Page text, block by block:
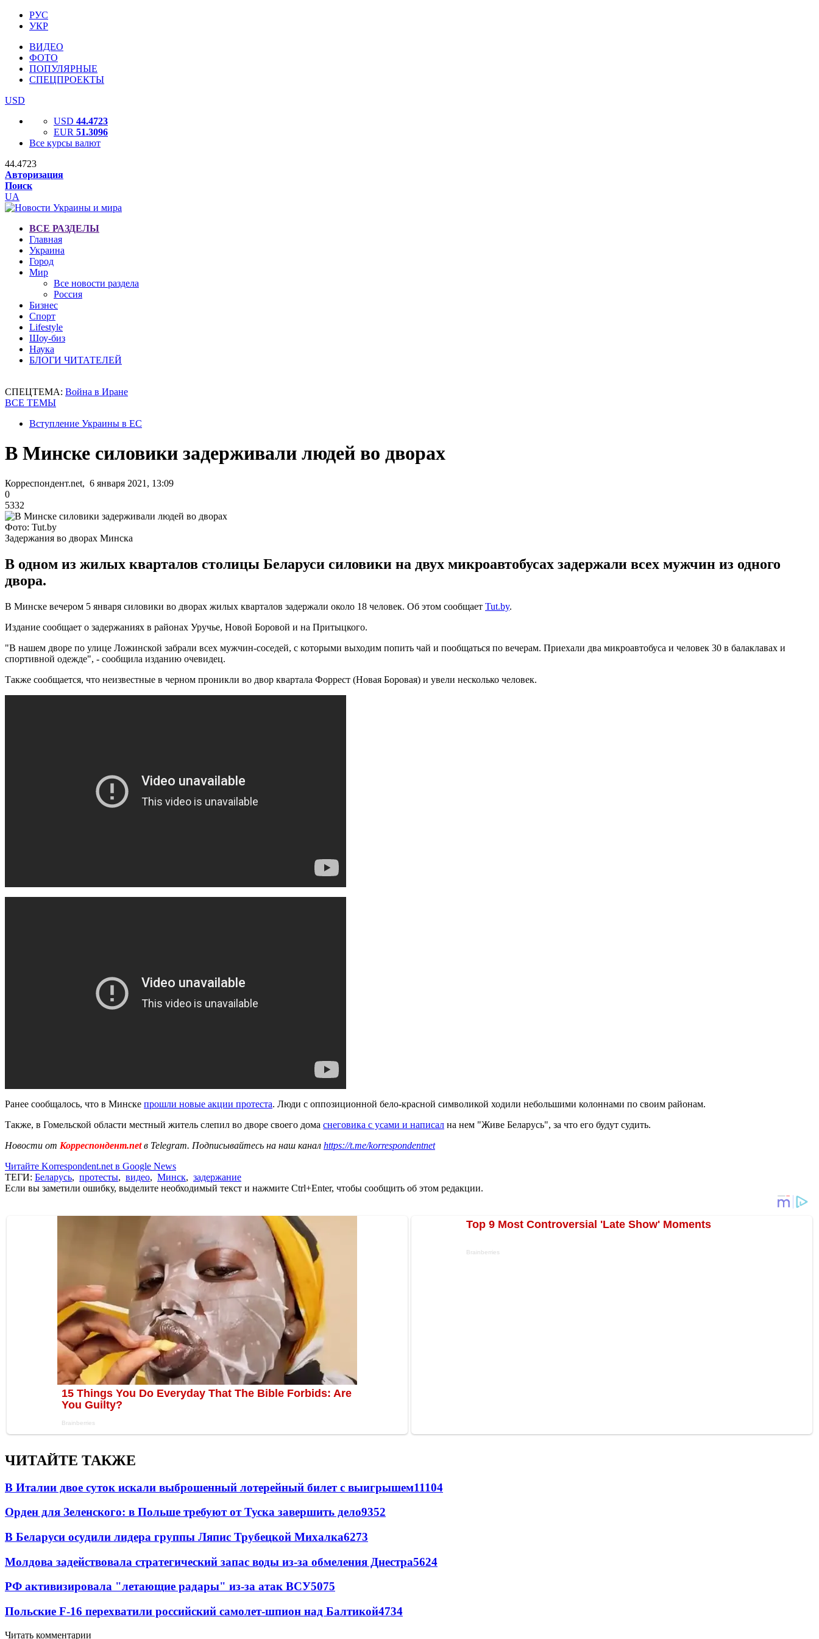
РУС
УКР
ВИДЕО
ФОТО
ПОПУЛЯРНЫЕ
СПЕЦПРОЕКТЫ
USD
USD 44.4723
EUR 51.3096
Все курсы валют
44.4723
Авторизация
Поиск
UA
ВСЕ РАЗДЕЛЫ
Главная
Украина
Город
Мир
Все новости раздела
Россия
Бизнес
Спорт
Lifestyle
Шоу-биз
Наука
БЛОГИ ЧИТАТЕЛЕЙ
СПЕЦТЕМА: Война в Иране
ВСЕ ТЕМЫ
Вступление Украины в ЕС
В Минске силовики задерживали людей во дворах
Корреспондент.net, 6 января 2021, 13:09
0
5332
Фото: Tut.by
Задержания во дворах Минска
В одном из жилых кварталов столицы Беларуси силовики на двух микроавтобусах задержали всех мужчин из одного
двора.
В Минске вечером 5 января силовики во дворах жилых кварталов задержали около 18 человек. Об этом сообщает Tut.by.
Издание сообщает о задержаниях в районах Уручье, Новой Боровой и на Притыцкого.
"В нашем дворе по улице Ложинской забрали всех мужчин-соседей, с которыми выходим попить чай и пообщаться по вечерам. Приехали два микроавтобуса и человек 30 в балаклавах и
спортивной одежде", - сообщила изданию очевидец.
Также сообщается, что неизвестные в черном проникли во двор квартала Форрест (Новая Боровая) и увели несколько человек.
Ранее сообщалось, что в Минске прошли новые акции протеста. Люди с оппозиционной бело-красной символикой ходили небольшими колоннами по своим районам.
Также, в Гомельской области местный житель слепил во дворе своего дома снеговика с усами и написал на нем "Живе Беларусь", за что его будут судить.
Новости от Корреспондент.netв Telegram. Подписывайтесь на наш канал https://t.me/korrespondentnet
Читайте Korrespondent.net в Google News
ТЕГИ: Беларусь, протесты, видео, Минск, задержание
Если вы заметили ошибку, выделите необходимый текст и нажмите Ctrl+Enter, чтобы сообщить об этом редакции.
ЧИТАЙТЕ ТАКЖЕ
В Италии двое суток искали выброшенный лотерейный билет с выигрышем11104
Орден для Зеленского: в Польше требуют от Туска завершить дело9352
В Беларуси осудили лидера группы Ляпис Трубецкой Михалка6273
Молдова задействовала стратегический запас воды из-за обмеления Днестра5624
РФ активизировала "летающие радары" из-за атак ВСУ5075
Польские F-16 перехватили российский самолет-шпион над Балтикой4734
Читать комментарии